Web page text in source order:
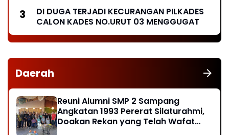
DI DUGA TERJADI KECURANGAN PILKADES
CALON KADES NO.URUT 03 MENGGUGAT
Daerah
Reuni Alumni SMP 2 Sampang
Angkatan 1993 Pererat Silaturahmi,
Doakan Rekan yang Telah Wafat